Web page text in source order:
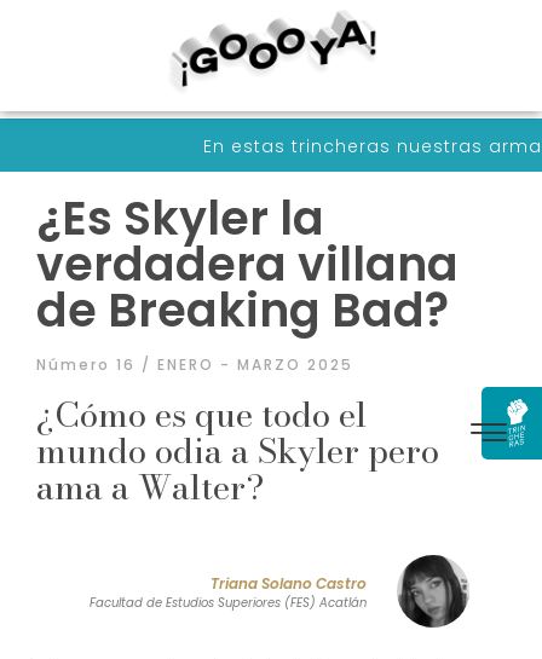
En estas trincheras nuestras armas son
¿Es Skyler la
verdadera villana
de Breaking Bad?
Número 16 / ENERO - MARZO 2025
¿Cómo es que todo el
mundo odia a Skyler pero
ama a Walter?
Triana Solano Castro
Facultad de Estudios Superiores (FES) Acatlán